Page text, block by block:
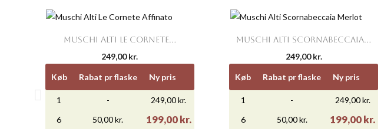
 Vis her
MUSCHI ALTI LE CORNETE...
249,00 kr.
Køb Rabat pr flaske Ny pris
1 -
249,00 kr.
6
50,00 kr. 199,00 kr.
 Vis her
MUSCHI ALTI SCORNABECCAIA...
249,00 kr.
Køb Rabat pr flaske Ny pris
1 -
249,00 kr.
6
50,00 kr. 199,00 kr.